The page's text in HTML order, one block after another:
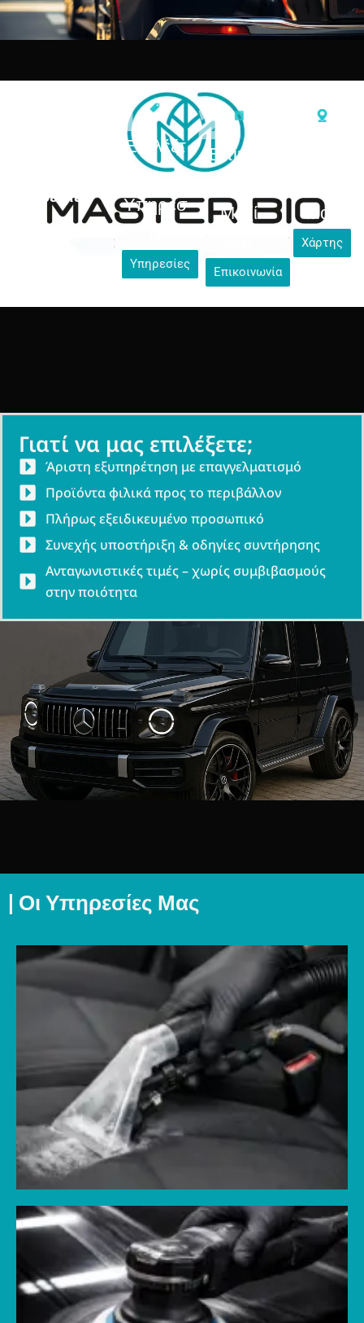
υπηρεσίες
Επιλέξτ
ε
Υπηρεσ
1.
Υπηρεσίες
Επικοιν
Μαζί
Επικοινωνία
2.
Μας
Χάρτης
Γιατί να μας επιλέξετε;
Άριστη εξυπηρέτηση με επαγγελματισμό
Προϊόντα φιλικά προς το περιβάλλον
Πλήρως εξειδικευμένο προσωπικό
Συνεχής υποστήριξη & οδηγίες συντήρησης
Ανταγωνιστικές τιμές – χωρίς συμβιβασμούς
στην ποιότητα
| Οι Υπηρεσίες Μας